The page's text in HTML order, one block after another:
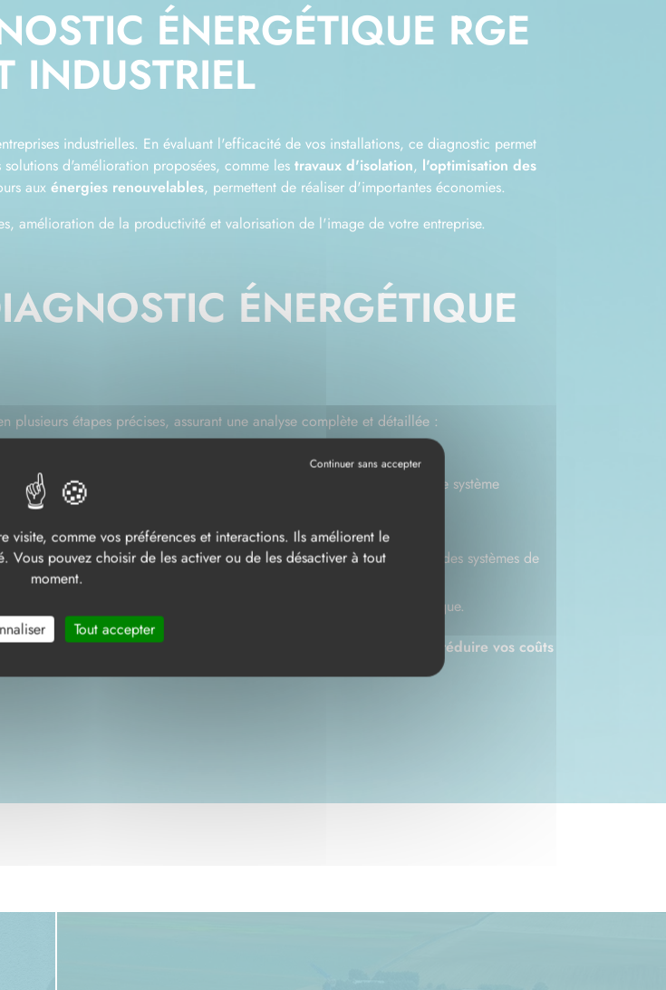
ÉNERGÉTIQUE RGE
INDUSTRIEL
industrielles. En évaluant l'efficacité de vos installations, ce diagnostic permet
solutions d'amélioration proposées, comme les travaux d'isolation, l'optimisation des
aux énergies renouvelables, permettent de réaliser d'importantes économies.
amélioration de la productivité et valorisation de l'image de votre entreprise.
ÉNERGÉTIQUE
plusieurs étapes précises, assurant une analyse complète et détaillée :
consommations est effectuée pour identifier les points faibles de votre système
opportunités d'amélioration.
des améliorations telles que des travaux d'isolation, l'optimisation des systèmes de
et les recommandations pour maximiser votre efficacité énergétique.
de haute qualité, essentiel pour
optimiser vos performances et réduire vos coûts
visite, comme vos préférences et interactions. Ils améliorent le
Vous pouvez choisir de les activer ou de les désactiver à tout
moment.
Tout accepter